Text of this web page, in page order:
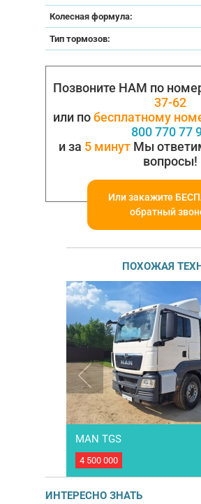
Колесная формула:
Тип тормозов:
Позвоните НАМ по
37-62
или побесплатному
800 770 77
и за 5 минут Мы
вопросы!
Или закажите
обратный
ПОХОЖАЯ
объем
Седельный тягач MAN TGS.
спальное место,
MAN TGS
4 500 000
ИНТЕРЕСНО ЗНАТЬ